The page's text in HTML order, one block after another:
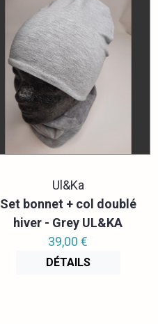
Ul&Ka
Set bonnet + col doublé
hiver - Grey UL&KA
39,00 €
DÉTAILS